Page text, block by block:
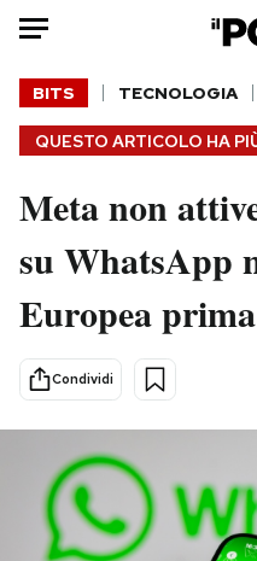
HOME
Italia
Politica
Tecnologia
Internet
Scienza
Sport
QUESTO ARTICOLO HA
BITS TECNOLOGIA
Meta non
su WhatsApp
Europea
Condividi